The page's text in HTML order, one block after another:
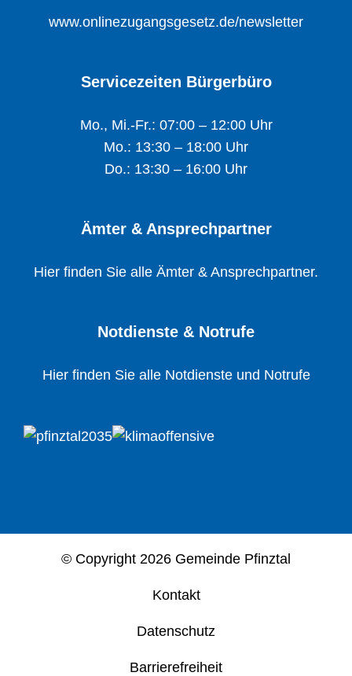
www.onlinezugangsgesetz.de/newsletter
Servicezeiten Bürgerbüro
Mo., Mi.-Fr.: 07:00 – 12:00 Uhr
Mo.: 13:30 – 18:00 Uhr
Do.: 13:30 – 16:00 Uhr
Ämter & Ansprechpartner
Hier finden Sie alle Ämter & Ansprechpartner.
Notdienste & Notrufe
Hier finden Sie alle Notdienste und Notrufe
© Copyright 2026 Gemeinde Pfinztal
Kontakt
Datenschutz
Barrierefreiheit